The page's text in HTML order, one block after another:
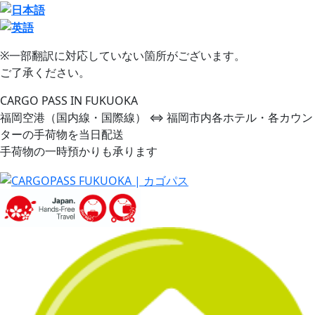
※一部翻訳に対応していない箇所がございます。
ご了承ください。
CARGO PASS IN FUKUOKA
福岡空港（国内線・国際線） ⇔ 福岡市内各ホテル・各カウン
ターの手荷物を当日配送
手荷物の一時預かりも承ります